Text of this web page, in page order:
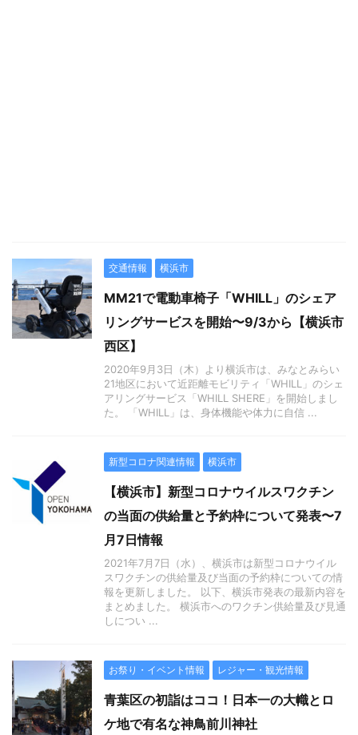
交通情報 横浜市
MM21で電動車椅子「WHILL」のシェア
リングサービスを開始〜9/3から【横浜市
西区】
2020年9月3日（木）より横浜市は、みなとみらい
21地区において近距離モビリティ「WHILL」のシェ
アリングサービス「WHILL SHERE」を開始しまし
た。 「WHILL」は、身体機能や体力に自信 ...
新型コロナ関連情報 横浜市
【横浜市】新型コロナウイルスワクチン
の当面の供給量と予約枠について発表〜7
月7日情報
2021年7月7日（水）、横浜市は新型コロナウイル
スワクチンの供給量及び当面の予約枠についての情
報を更新しました。 以下、横浜市発表の最新内容を
まとめました。 横浜市へのワクチン供給量及び見通
しについ ...
お祭り・イベント情報 レジャー・観光情報
青葉区の初詣はココ！日本一の大幟とロ
ケ地で有名な神鳥前川神社